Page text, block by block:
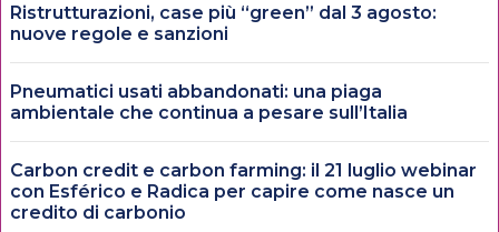
Ristrutturazioni, case più “green” dal 3 agosto:
nuove regole e sanzioni
Pneumatici usati abbandonati: una piaga
ambientale che continua a pesare sull’Italia
Carbon credit e carbon farming: il 21 luglio webinar
con Esférico e Radica per capire come nasce un
credito di carbonio